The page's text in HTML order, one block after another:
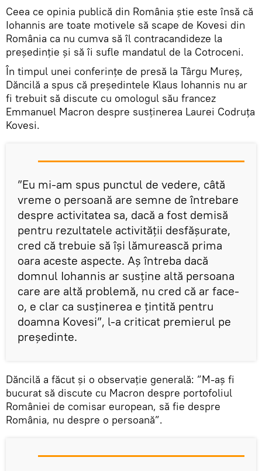
Ceea ce opinia publică din România știe este însă că
Iohannis are toate motivele să scape de Kovesi din
România ca nu cumva să îl contracandideze la
președinție și să îi sufle mandatul de la Cotroceni.
În timpul unei conferințe de presă la Târgu Mureș,
Dăncilă a spus că președintele Klaus Iohannis nu ar
fi trebuit să discute cu omologul său francez
Emmanuel Macron despre susținerea Laurei Codruța
Kovesi.
”Eu mi-am spus punctul de vedere, câtă
vreme o persoană are semne de întrebare
despre activitatea sa, dacă a fost demisă
pentru rezultatele activității desfășurate,
cred că trebuie să își lămurească prima
oara aceste aspecte. Aș întreba dacă
domnul Iohannis ar susține altă persoana
care are altă problemă, nu cred că ar face-
o, e clar ca susținerea e țintită pentru
doamna Kovesi”, l-a criticat premierul pe
președinte.
Dăncilă a făcut și o observație generală: ”M-aș fi
bucurat să discute cu Macron despre portofoliul
României de comisar european, să fie despre
România, nu despre o persoană”.